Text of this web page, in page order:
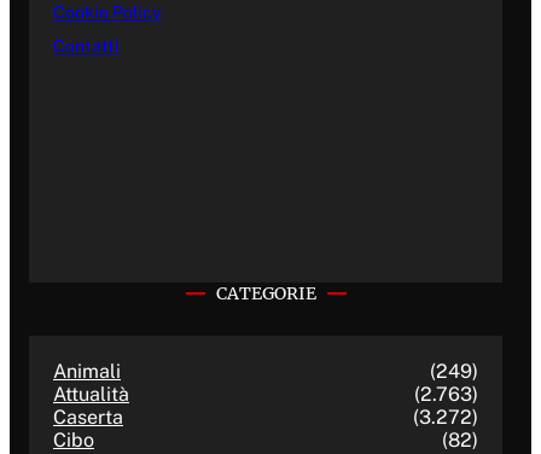
Cookie Policy
Contatti
CATEGORIE
Animali
(249)
Attualità
(2.763)
Caserta
(3.272)
Cibo
(82)